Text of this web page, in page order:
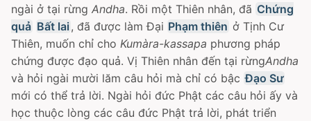
ngài ở tại rừng Andha. Rồi một Thiên nhân, đã Chứng
quả Bất lai , đã được làm Ðại Phạm thiên ở Tịnh Cư
Thiên, muốn chỉ cho Kumàra-kassapa phương pháp
chứng được đạo quả. Vị Thiên nhân đến tại rừngAndha
và hỏi ngài mười lăm câu hỏi mà chỉ có bậc Ðạo Sư
mới có thể trả lời. Ngài hỏi đức Phật các câu hỏi ấy và
học thuộc lòng các câu đức Phật trả lời, phát triển